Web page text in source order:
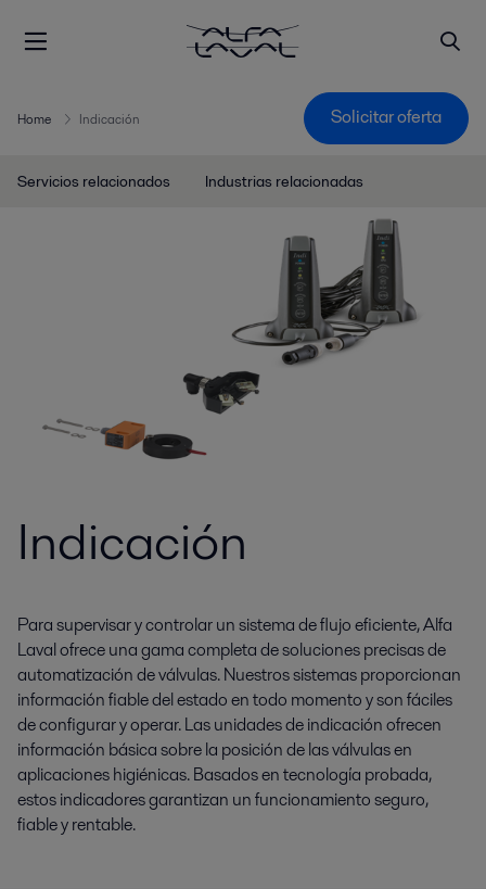
Home Indicación Solicitar oferta
Servicios relacionados Industrias relacionadas
Indicación
Para supervisar y controlar un sistema de flujo eficiente, Alfa
Laval ofrece una gama completa de soluciones precisas de
automatización de válvulas. Nuestros sistemas proporcionan
información fiable del estado en todo momento y son fáciles
de configurar y operar. Las unidades de indicación ofrecen
información básica sobre la posición de las válvulas en
aplicaciones higiénicas. Basados en tecnología probada,
estos indicadores garantizan un funcionamiento seguro,
fiable y rentable.